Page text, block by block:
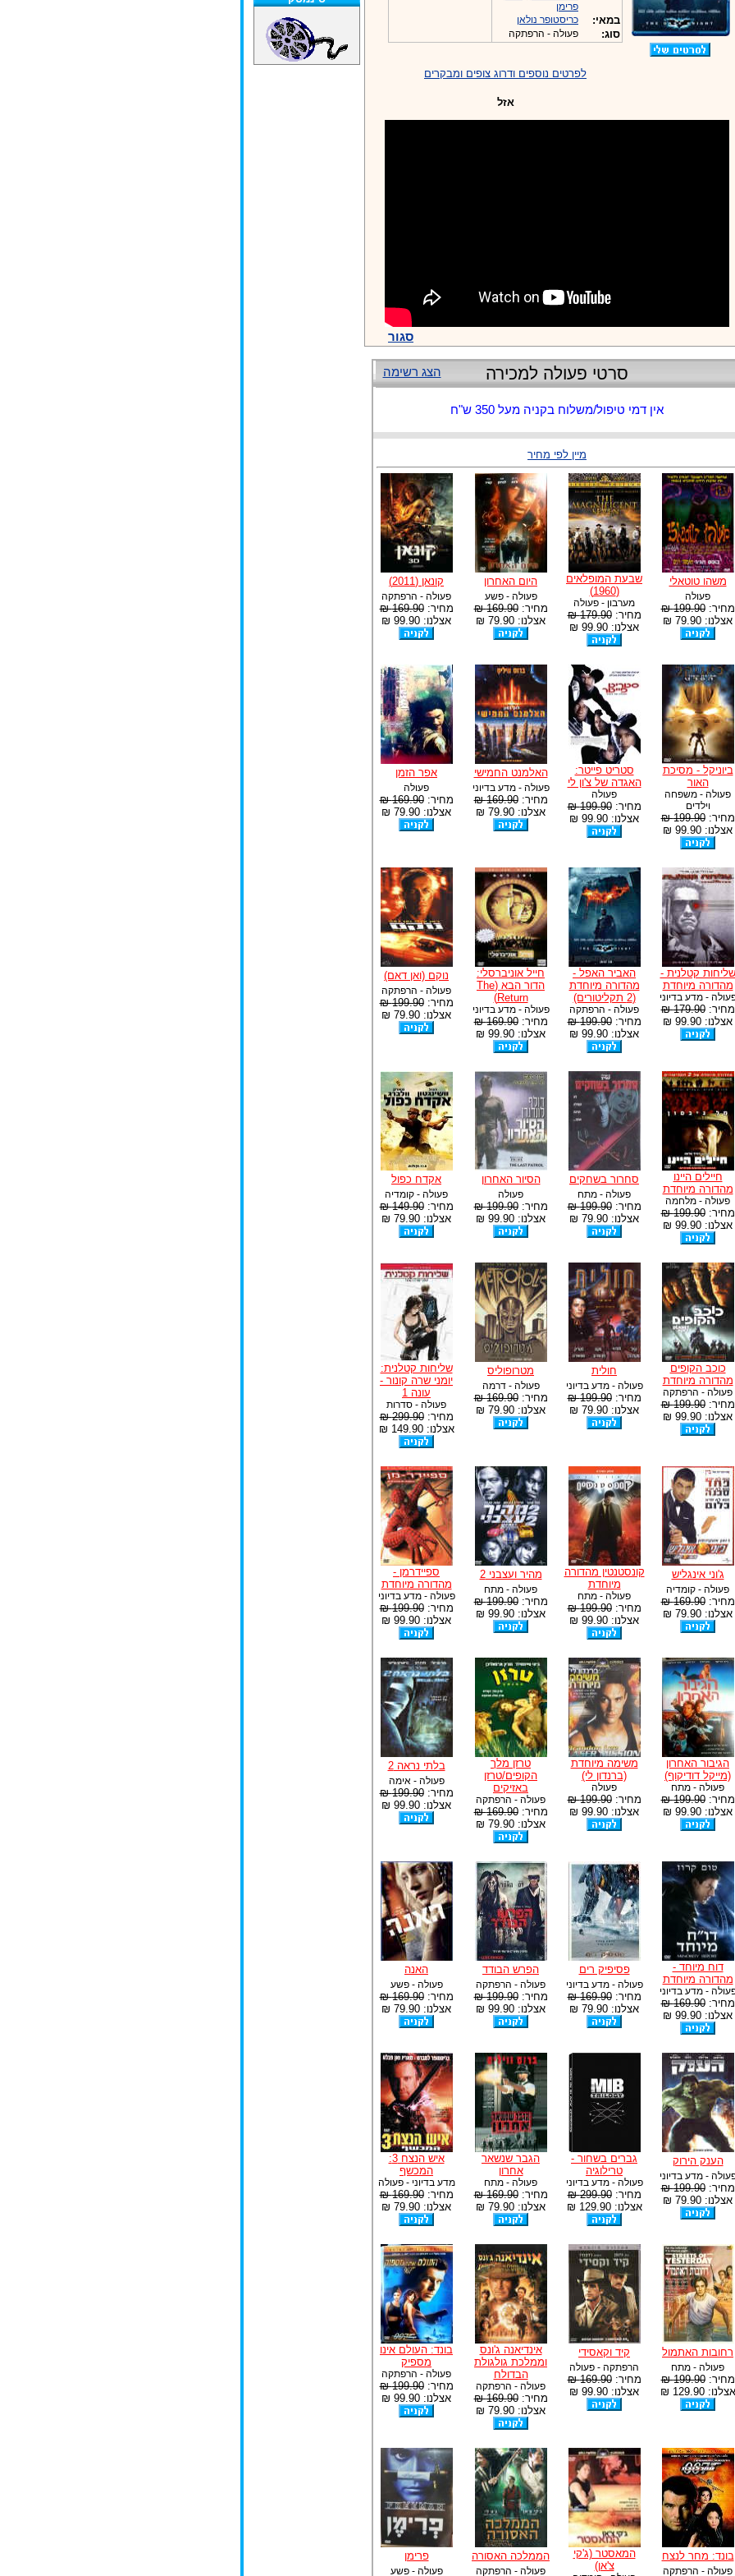
פרימן
במאי: כריסטופר נולאן
סוג: פעולה - הרפתקה
לפרטים נוספים ודרוג צופים ומבקרים
אזל
סגור
הצג רשימה סרטי פעולה למכירה
אין דמי טיפול/משלוח בקניה מעל 350 ש"ח
מיין לפי מחיר
משהו טוטאלי
פעולה
מחיר:199.90 ₪
אצלנו: 79.90 ₪
שבעת המופלאים
(1960)
מערבון - פעולה
מחיר:179.90 ₪
אצלנו: 99.90 ₪
היום האחרון
פעולה - פשע
מחיר:169.90 ₪
אצלנו: 79.90 ₪
קונאן (2011)
פעולה - הרפתקה
מחיר:169.90 ₪
אצלנו: 99.90 ₪
ביוניקל - מסיכת
האור
פעולה - משפחה
וילדים
מחיר:199.90 ₪
אצלנו: 99.90 ₪
סטריט פייטר:
האגדה של צ'ון לי
פעולה
מחיר:199.90 ₪
אצלנו: 99.90 ₪
האלמנט החמישי
פעולה - מדע בדיוני
מחיר:169.90 ₪
אצלנו: 79.90 ₪
אפר הזמן
פעולה
מחיר:169.90 ₪
אצלנו: 79.90 ₪
שליחות קטלנית -
מהדורה מיוחדת
- מדע בדיוני
מחיר:179.90 ₪
אצלנו: 99.90 ₪
האביר האפל -
מהדורה מיוחדת
(2 תקליטורים)
פעולה - הרפתקה
מחיר:199.90 ₪
אצלנו: 99.90 ₪
חייל אוניברסלי:
הדור הבא (The
Return)
פעולה - מדע בדיוני
מחיר:169.90 ₪
אצלנו: 99.90 ₪
נוקם (ואן דאם)
פעולה - הרפתקה
מחיר:199.90 ₪
אצלנו: 79.90 ₪
חיילים היינו
מהדורה מיוחדת
פעולה - מלחמה
מחיר:199.90 ₪
אצלנו: 99.90 ₪
סחרור בשחקים
פעולה - מתח
מחיר:199.90 ₪
אצלנו: 79.90 ₪
הסיור האחרון
פעולה
מחיר:199.90 ₪
אצלנו: 99.90 ₪
אקדח כפול
פעולה - קומדיה
מחיר:149.90 ₪
אצלנו: 79.90 ₪
כוכב הקופים
מהדורה מיוחדת
פעולה - הרפתקה
מחיר:199.90 ₪
אצלנו: 99.90 ₪
חולית
פעולה - מדע בדיוני
מחיר:199.90 ₪
אצלנו: 79.90 ₪
מטרופוליס
פעולה - דרמה
מחיר:169.90 ₪
אצלנו: 79.90 ₪
שליחות קטלנית:
יומני שרה קונור -
עונה 1
פעולה - סדרות
מחיר:299.90 ₪
אצלנו: 149.90 ₪
ג'וני אינגליש
פעולה - קומדיה
מחיר:169.90 ₪
אצלנו: 79.90 ₪
קונסטנטין מהדורה
מיוחדת
פעולה - מתח
מחיר:199.90 ₪
אצלנו: 99.90 ₪
מהיר ועצבני 2
פעולה - מתח
מחיר:199.90 ₪
אצלנו: 99.90 ₪
ספיידרמן -
מהדורה מיוחדת
פעולה - מדע בדיוני
מחיר:199.90 ₪
אצלנו: 99.90 ₪
הגיבור האחרון
(מייקל דודיקוף)
פעולה - מתח
מחיר:199.90 ₪
אצלנו: 99.90 ₪
משימה מיוחדת
(ברנדון לי)
פעולה
מחיר:199.90 ₪
אצלנו: 99.90 ₪
טרזן מלך
הקופים/טרזן
באזיקים
פעולה - הרפתקה
מחיר:169.90 ₪
אצלנו: 79.90 ₪
בלתי נראה 2
פעולה - אימה
מחיר:199.90 ₪
אצלנו: 99.90 ₪
דוח מיוחד -
מהדורה מיוחדת
- מדע בדיוני
מחיר:169.90 ₪
אצלנו: 99.90 ₪
פסיפיק רים
פעולה - מדע בדיוני
מחיר:169.90 ₪
אצלנו: 79.90 ₪
הפרש הבודד
פעולה - הרפתקה
מחיר:199.90 ₪
אצלנו: 99.90 ₪
האנה
פעולה - פשע
מחיר:169.90 ₪
אצלנו: 79.90 ₪
הענק הירוק
- מדע בדיוני
מחיר:199.90 ₪
אצלנו: 79.90 ₪
גברים בשחור -
טרילוגיה
פעולה - מדע בדיוני
מחיר:299.90 ₪
אצלנו: 129.90 ₪
הגבר שנשאר
אחרון
פעולה - מתח
מחיר:169.90 ₪
אצלנו: 79.90 ₪
איש הנצח 3:
המכשף
מדע בדיוני - פעולה
מחיר:169.90 ₪
אצלנו: 79.90 ₪
רחובות האתמול
פעולה - מתח
מחיר:199.90 ₪
אצלנו: 129.90 ₪
קיד וקאסידי
הרפתקה - פעולה
מחיר:169.90 ₪
אצלנו: 99.90 ₪
אינדיאנה ג'ונס
וממלכת גולגולת
הבדולח
פעולה - הרפתקה
מחיר:169.90 ₪
אצלנו: 79.90 ₪
בונד: העולם אינו
מספיק
פעולה - הרפתקה
מחיר:199.90 ₪
אצלנו: 99.90 ₪
בונד: מחר לנצח
פעולה - הרפתקה
המאסטר (ג'קי
צ'אן)
הממלכה האסורה
פעולה - הרפתקה
פרימן
פעולה - פשע